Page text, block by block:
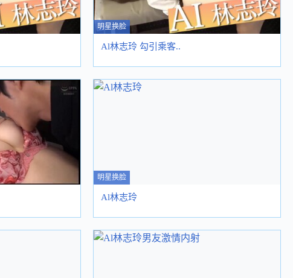
明星换脸
Al林志玲 勾引乘客..
明星换脸
Al林志玲